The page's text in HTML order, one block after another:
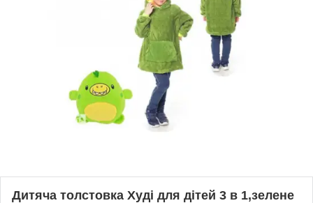
Дитяча толстовка Худі для дітей 3 в 1,зелене